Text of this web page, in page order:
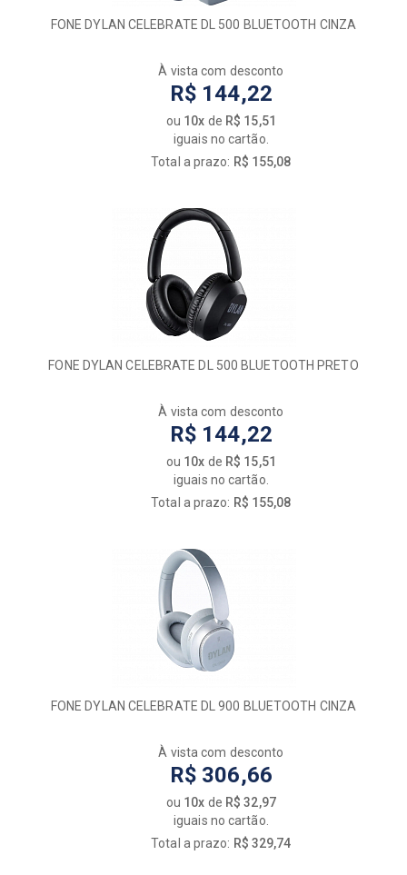
FONE DYLAN CELEBRATE DL 500 BLUETOOTH CINZA
À vista com desconto
R$ 144,22
ou 10x de R$ 15,51
iguais no cartão.
Total a prazo: R$ 155,08
FONE DYLAN CELEBRATE DL 500 BLUETOOTH PRETO
À vista com desconto
R$ 144,22
ou 10x de R$ 15,51
iguais no cartão.
Total a prazo: R$ 155,08
FONE DYLAN CELEBRATE DL 900 BLUETOOTH CINZA
À vista com desconto
R$ 306,66
ou 10x de R$ 32,97
iguais no cartão.
Total a prazo: R$ 329,74